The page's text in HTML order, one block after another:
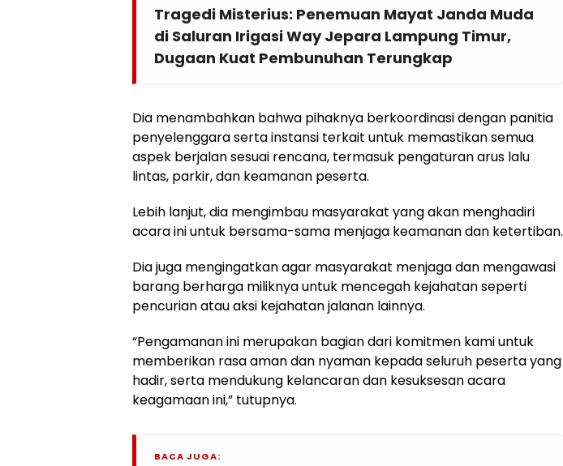
Tragedi Misterius: Penemuan Mayat Janda Muda
di Saluran Irigasi Way Jepara Lampung Timur,
Dugaan Kuat Pembunuhan Terungkap
Dia menambahkan bahwa pihaknya berkoordinasi dengan panitia
penyelenggara serta instansi terkait untuk memastikan semua
aspek berjalan sesuai rencana, termasuk pengaturan arus lalu
lintas, parkir, dan keamanan peserta.
Lebih lanjut, dia mengimbau masyarakat yang akan menghadiri
acara ini untuk bersama-sama menjaga keamanan dan ketertiban.
Dia juga mengingatkan agar masyarakat menjaga dan mengawasi
barang berharga miliknya untuk mencegah kejahatan seperti
pencurian atau aksi kejahatan jalanan lainnya.
“Pengamanan ini merupakan bagian dari komitmen kami untuk
memberikan rasa aman dan nyaman kepada seluruh peserta yang
hadir, serta mendukung kelancaran dan kesuksesan acara
keagamaan ini,” tutupnya.
BACA JUGA: